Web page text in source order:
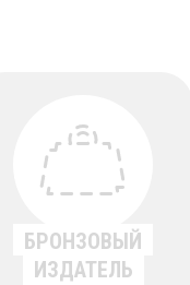
БРОНЗОВЫЙ
ИЗДАТЕЛЬ